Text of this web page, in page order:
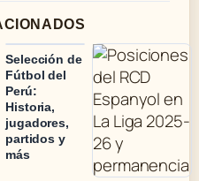
Selección de
Fútbol del
Perú:
Historia,
jugadores,
partidos y
más